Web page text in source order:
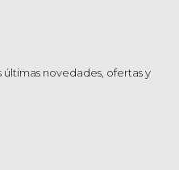
novedades, ofertas y